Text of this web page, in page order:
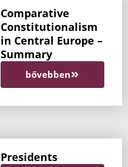
Comparative
Constitutionalism
in Central Europe –
Summary
bővebben
Presidents